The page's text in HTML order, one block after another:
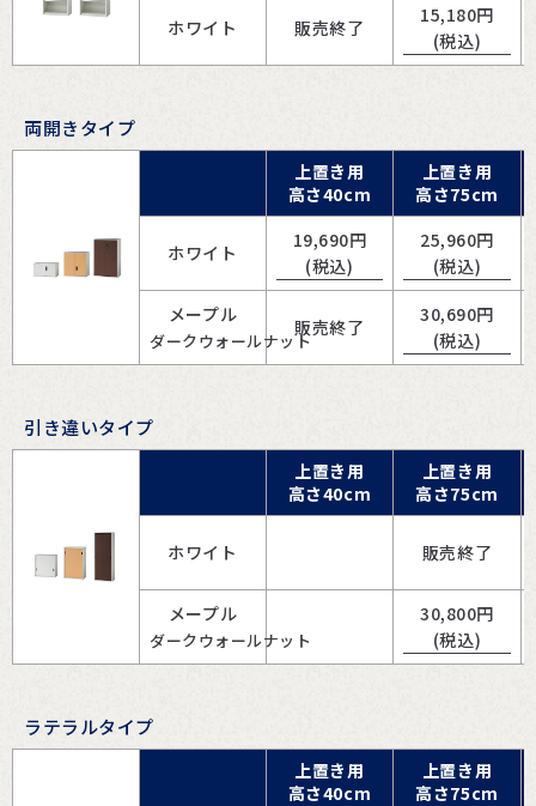
ホワイト 販売終了
15,180円
(税込)
両開きタイプ
上置き用
高さ40cm
上置き用
高さ75cm
ホワイト
19,690円
(税込)
25,960円
(税込)
メープル
ダークウォールナット
販売終了
30,690円
(税込)
引き違いタイプ
上置き用
高さ40cm
上置き用
高さ75cm
ホワイト 販売終了
メープル
ダークウォールナット
30,800円
(税込)
ラテラルタイプ
上置き用
高さ40cm
上置き用
高さ75cm